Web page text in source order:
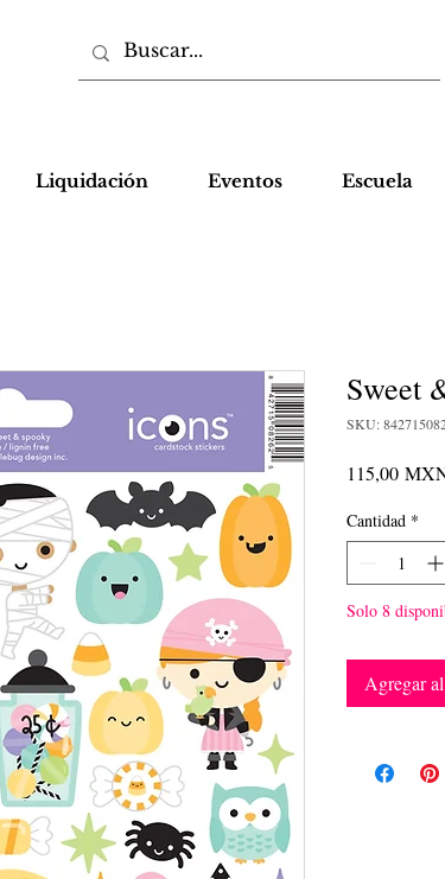
Liquidación Eventos Escuela
Sweet
SKU:
115,00
Cantidad *
Solo 8
Agregar